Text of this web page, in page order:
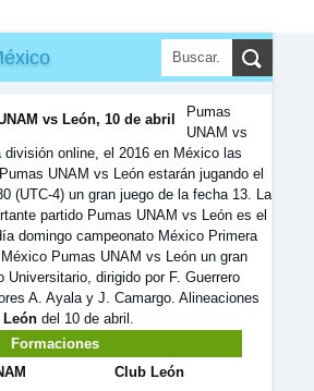
vs León, 10 de abril
Pumas
UNAM vs
división online, el 2016 en México las
UNAM vs León estarán jugando el
(UTC-4) un gran juego de la fecha 13. La
partido Pumas UNAM vs León es el
domingo campeonato México Primera
Pumas UNAM vs León un gran
Universitario, dirigido por F. Guerrero
A. Ayala y J. Camargo. Alineaciones
León del 10 de abril.
Formaciones
Club León
▼